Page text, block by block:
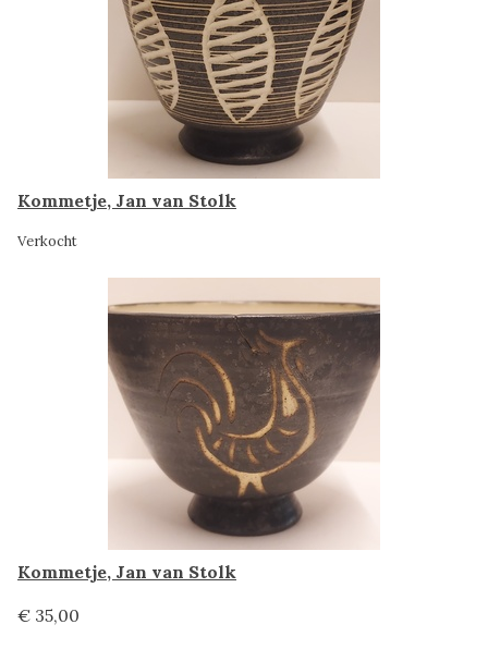
Kommetje, Jan van Stolk
Verkocht
Kommetje, Jan van Stolk
€ 35,00